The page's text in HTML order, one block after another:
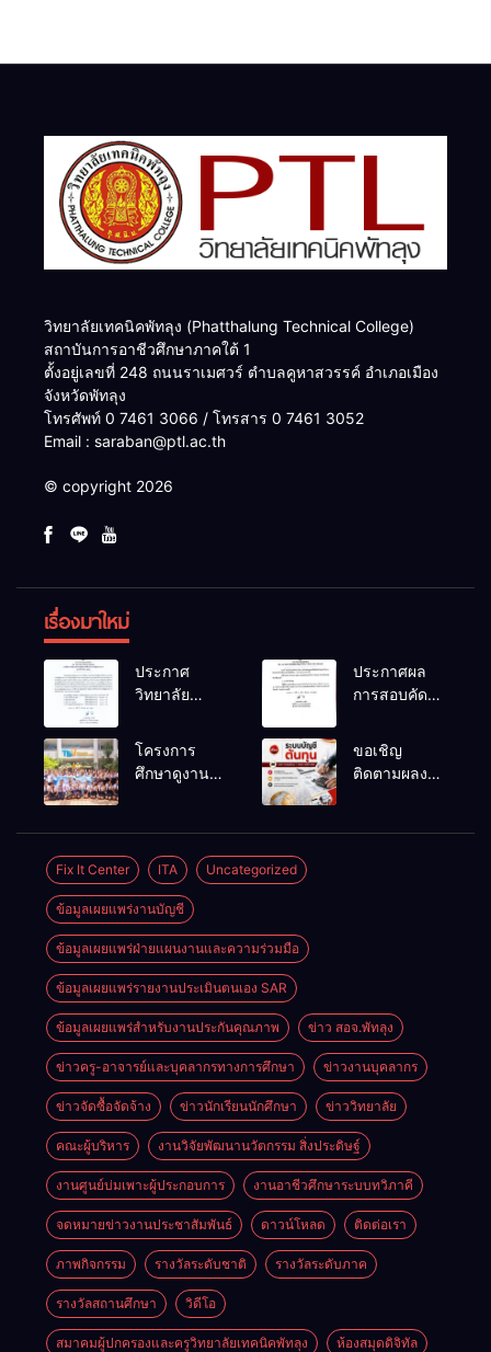
วิทยาลัยเทคนิคพัทลุง (Phatthalung Technical College)
สถาบันการอาชีวศึกษาภาคใต้ 1
ตั้งอยู่เลขที่ 248 ถนนราเมศวร์ ตำบลคูหาสวรรค์ อำเภอเมือง
จังหวัดพัทลุง
โทรศัพท์ 0 7461 3066 / โทรสาร 0 7461 3052
Email : saraban@ptl.ac.th
© copyright 2026
เรื่องมาใหม่
ประกาศ
วิทยาลัย
เรื่อง ประกาศ
ผลการ
พิจารณาแผน
โครงการ
พัฒนา
ศักยภาพผู้
เรียน
อาชีวศึกษาใน
การเป็นผู้
ประกอบการ
ประจำปีการ
ศึกษา 2569
ประกาศผล
การสอบคัด
ลูกจ้าง
ชั่วคราว
รถยนต์
โครงการ
ศึกษาดูงาน
ปวช.๑ แผนก
วิชา
เทคโนโลยี
ธุรกิจดิจิทัล
ขอเชิญ
ติดตามผลงาน
Fix It Center ITA Uncategorized
ข้อมูลเผยแพร่งานบัญชี
ข้อมูลเผยแพร่ฝ่ายแผนงานและความร่วมมือ
ข้อมูลเผยแพร่รายงานประเมินตนเอง SAR
ข้อมูลเผยแพร่สำหรับงานประกันคุณภาพ ข่าว สอจ.พัทลุง
ข่าวครู-อาจารย์และบุคลากรทางการศึกษา ข่าวงานบุคลากร
ข่าวจัดซื้อจัดจ้าง ข่าวนักเรียนนักศึกษา ข่าววิทยาลัย
คณะผู้บริหาร งานวิจัยพัฒนานวัตกรรม สิ่งประดิษฐ์
งานศูนย์บ่มเพาะผู้ประกอบการ งานอาชีวศึกษาระบบทวิภาคี
จดหมายข่าวงานประชาสัมพันธ์ ดาวน์โหลด ติดต่อเรา
ภาพกิจกรรม รางวัลระดับชาติ รางวัลระดับภาค
รางวัลสถานศึกษา วิดีโอ
สมาคมผู้ปกครองและครูวิทยาลัยเทคนิคพัทลุง ห้องสมุดดิจิทัล